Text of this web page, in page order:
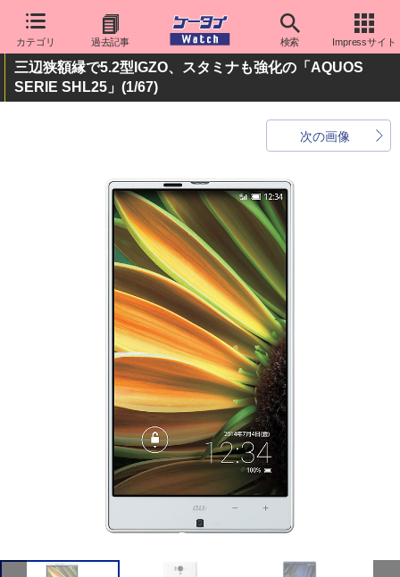
カテゴリ 過去記事 検索 Impressサイト
三辺狭額縁で5.2型IGZO、スタミナも強化の「AQUOS
SERIE SHL25」 (1/67)
次の画像